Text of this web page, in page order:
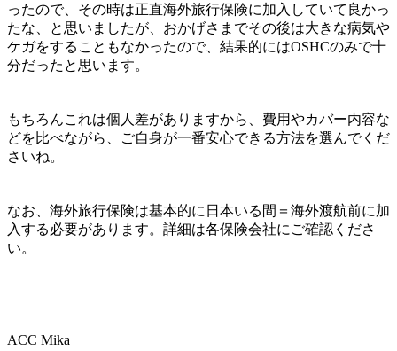
ったので、その時は正直海外旅行保険に加入していて良かっ
たな、と思いましたが、おかげさまでその後は大きな病気や
ケガをすることもなかったので、結果的にはOSHCのみで十
分だったと思います。
もちろんこれは個人差がありますから、 費用やカバー内容な
どを比べながら、ご自身が一番安心できる方法を選んでくだ
さいね。
なお、海外旅行保険は基本的に日本いる間＝海外渡航前に加
入する必要があります。詳細は各保険会社にご確認くださ
い。
ACC Mika